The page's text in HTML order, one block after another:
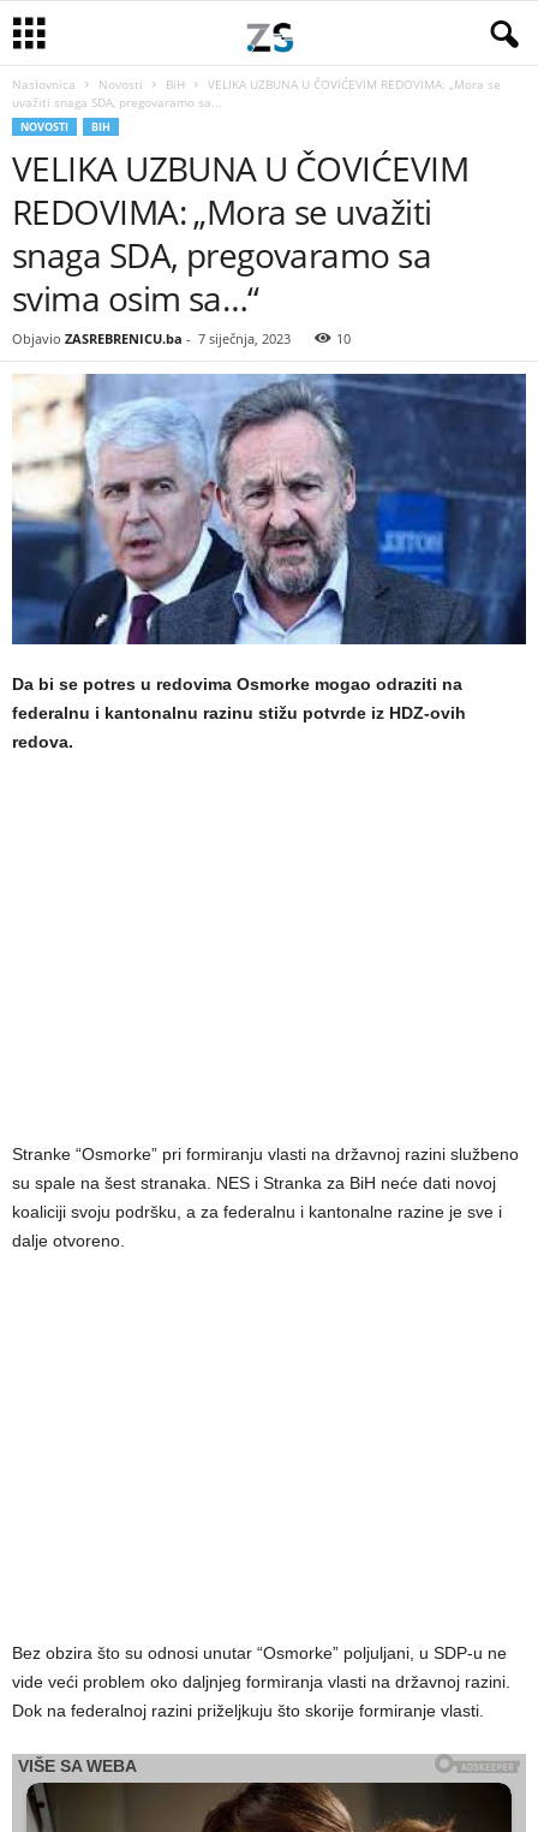
Naslovnica Novosti BiH
VELIKA UZBUNA U ČOVIĆEVIM REDOVIMA: „Mora se
uvažiti snaga SDA, pregovaramo sa...
NOVOSTI BIH
VELIKA UZBUNA U ČOVIĆEVIM
REDOVIMA: „Mora se uvažiti
snaga SDA, pregovaramo sa
svima osim sa…“
Objavio ZASREBRENICU.ba - 7 siječnja, 2023 10
Da bi se potres u redovima Osmorke mogao odraziti na
federalnu i kantonalnu razinu stižu potvrde iz HDZ-ovih
redova.
Stranke “Osmorke” pri formiranju vlasti na državnoj razini službeno
su spale na šest stranaka. NES i Stranka za BiH neće dati novoj
koaliciji svoju podršku, a za federalnu i kantonalne razine je sve i
dalje otvoreno.
Bez obzira što su odnosi unutar “Osmorke” poljuljani, u SDP-u ne
vide veći problem oko daljnjeg formiranja vlasti na državnoj razini.
Dok na federalnoj razini priželjkuju što skorije formiranje vlasti.